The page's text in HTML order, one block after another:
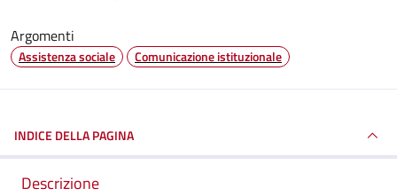
Argomenti
Assistenza sociale Comunicazione istituzionale
INDICE DELLA PAGINA
Descrizione